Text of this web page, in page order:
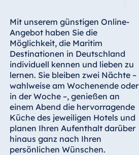
Mit unserem günstigen Online-
Angebot haben Sie die
Möglichkeit, die Maritim
Destinationen in Deutschland
individuell kennen und lieben zu
lernen. Sie bleiben zwei Nächte –
wahlweise am Wochenende oder
in der Woche –, genießen an
einem Abend die hervorragende
Küche des jeweiligen Hotels und
planen Ihren Aufenthalt darüber
hinaus ganz nach Ihren
persönlichen Wünschen.